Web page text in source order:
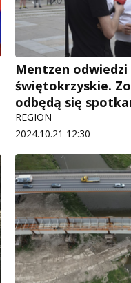
Mentzen odwiedzi
świętokrzyskie.
odbędą się
REGION
2024.10.21 12:30